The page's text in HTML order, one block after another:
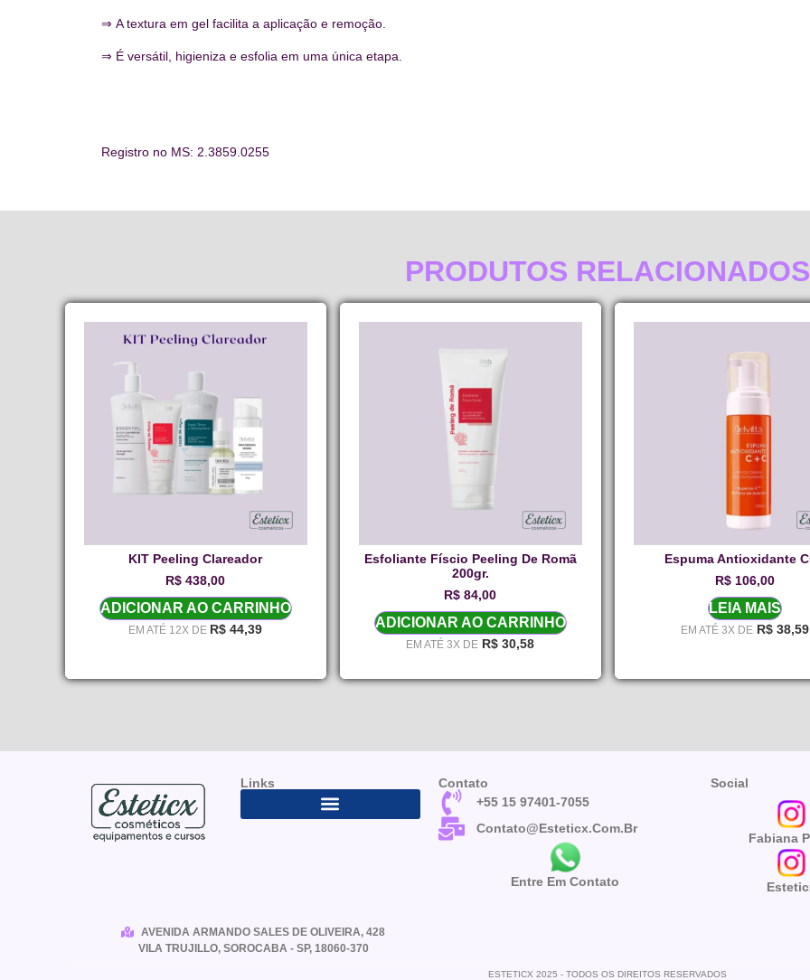
⇒ A textura em gel facilita a aplicação e remoção.
⇒ É versátil, higieniza e esfolia em uma única etapa.
Registro no MS: 2.3859.0255
PRODUTOS RELACIONADOS
KIT Peeling Clareador
R$ 438,00
ADICIONAR AO CARRINHO
EM ATÉ 12X DE R$ 44,39
Esfoliante Físcio Peeling De Romã
200gr.
R$ 84,00
ADICIONAR AO CARRINHO
EM ATÉ 3X DE R$ 30,58
Espuma Antioxidante
R$106,00
LEIA MAIS
EM ATÉ 3X DE R$38,59
Links
Contato
+55 15 97401-7055
Contato@esteticx.com.br
Entre Em Contato
Social
Fabiana
AVENIDA ARMANDO SALES DE OLIVEIRA, 428
VILA TRUJILLO, SOROCABA - SP, 18060-370
ESTETICX 2025 - TODOS OS DIREITOS RESERVADOS